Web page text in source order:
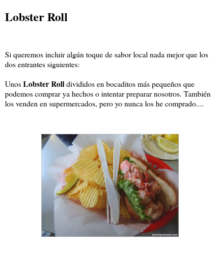
Lobster Roll
Si queremos incluir algún toque de sabor local nada mejor que los
dos entrantes siguientes:
UnosLobster Rolldivididos en bocaditos más pequeños que
podemos comprar ya hechos o intentar preparar nosotros. También
los venden en supermercados, pero yo nunca los he comprado....